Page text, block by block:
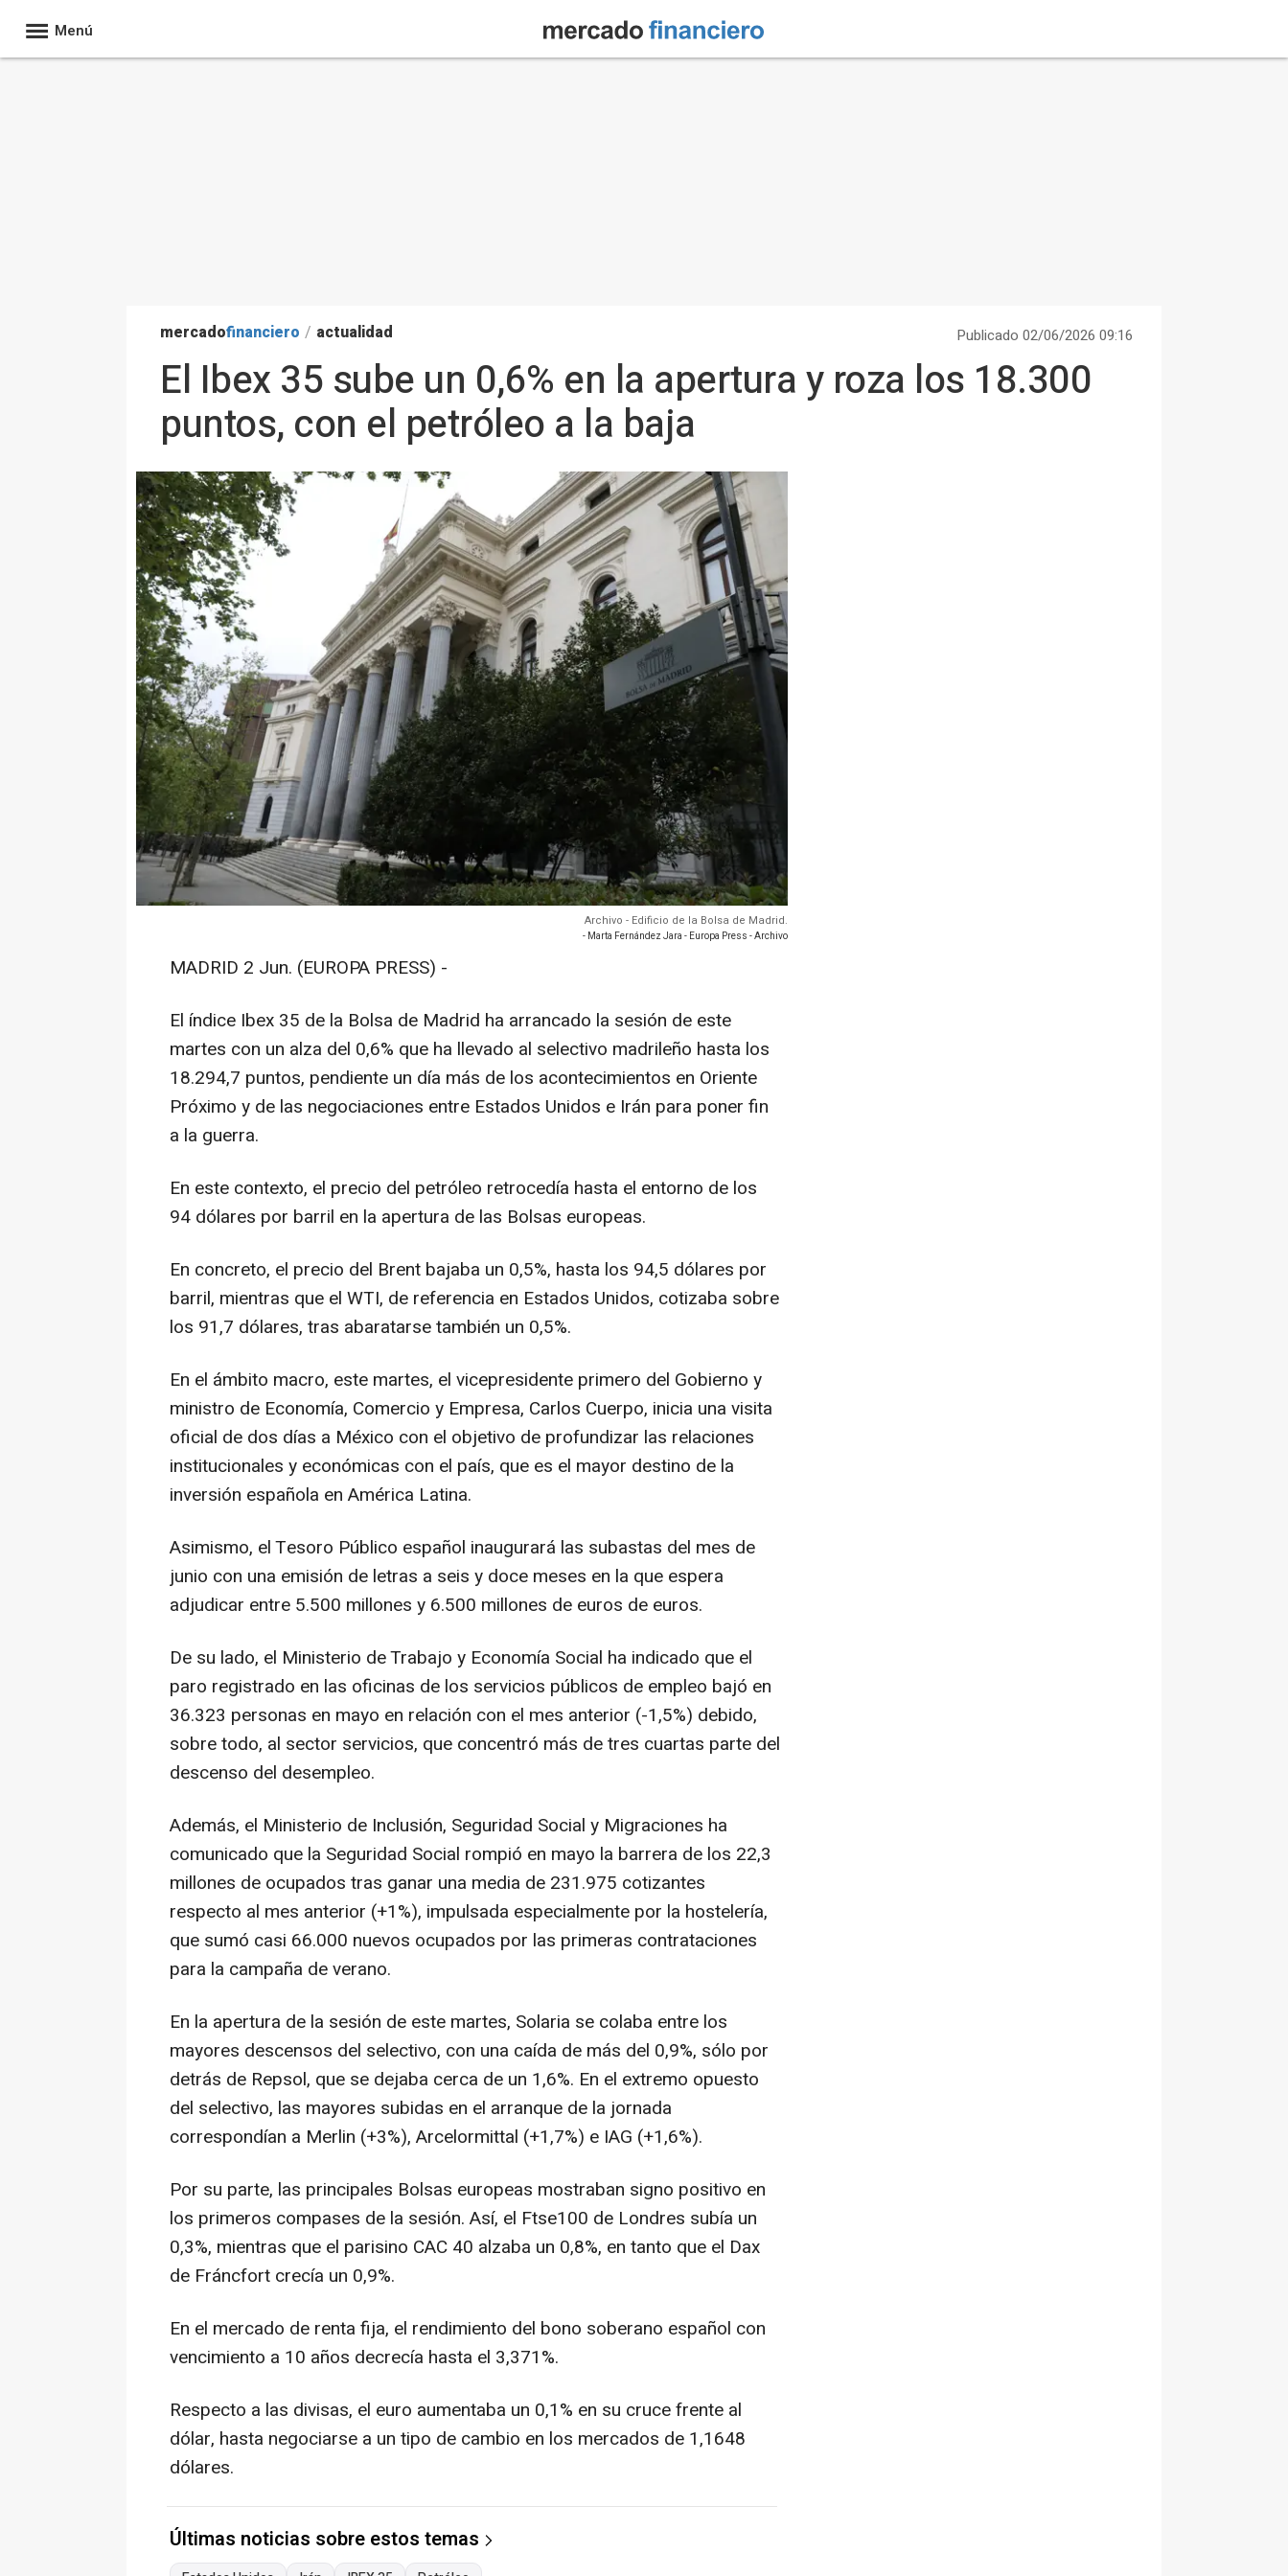
Menú
mercadofinanciero / actualidad Publicado 02/06/2026 09:16
El Ibex 35 sube un 0,6% en la apertura y roza los 18.300
puntos, con el petróleo a la baja
Archivo - Edificio de la Bolsa de Madrid.
- Marta Fernández Jara - Europa Press - Archivo
MADRID 2 Jun. (EUROPA PRESS) -
El índice Ibex 35 de la Bolsa de Madrid ha arrancado la sesión de este
martes con un alza del 0,6% que ha llevado al selectivo madrileño hasta los
18.294,7 puntos, pendiente un día más de los acontecimientos en Oriente
Próximo y de las negociaciones entre Estados Unidos e Irán para poner fin
a la guerra.
En este contexto, el precio del petróleo retrocedía hasta el entorno de los
94 dólares por barril en la apertura de las Bolsas europeas.
En concreto, el precio del Brent bajaba un 0,5%, hasta los 94,5 dólares por
barril, mientras que el WTI, de referencia en Estados Unidos, cotizaba sobre
los 91,7 dólares, tras abaratarse también un 0,5%.
En el ámbito macro, este martes, el vicepresidente primero del Gobierno y
ministro de Economía, Comercio y Empresa, Carlos Cuerpo, inicia una visita
oficial de dos días a México con el objetivo de profundizar las relaciones
institucionales y económicas con el país, que es el mayor destino de la
inversión española en América Latina.
Asimismo, el Tesoro Público español inaugurará las subastas del mes de
junio con una emisión de letras a seis y doce meses en la que espera
adjudicar entre 5.500 millones y 6.500 millones de euros de euros.
De su lado, el Ministerio de Trabajo y Economía Social ha indicado que el
paro registrado en las oficinas de los servicios públicos de empleo bajó en
36.323 personas en mayo en relación con el mes anterior (-1,5%) debido,
sobre todo, al sector servicios, que concentró más de tres cuartas parte del
descenso del desempleo.
Además, el Ministerio de Inclusión, Seguridad Social y Migraciones ha
comunicado que la Seguridad Social rompió en mayo la barrera de los 22,3
millones de ocupados tras ganar una media de 231.975 cotizantes
respecto al mes anterior (+1%), impulsada especialmente por la hostelería,
que sumó casi 66.000 nuevos ocupados por las primeras contrataciones
para la campaña de verano.
En la apertura de la sesión de este martes, Solaria se colaba entre los
mayores descensos del selectivo, con una caída de más del 0,9%, sólo por
detrás de Repsol, que se dejaba cerca de un 1,6%. En el extremo opuesto
del selectivo, las mayores subidas en el arranque de la jornada
correspondían a Merlin (+3%), Arcelormittal (+1,7%) e IAG (+1,6%).
Por su parte, las principales Bolsas europeas mostraban signo positivo en
los primeros compases de la sesión. Así, el Ftse100 de Londres subía un
0,3%, mientras que el parisino CAC 40 alzaba un 0,8%, en tanto que el Dax
de Fráncfort crecía un 0,9%.
En el mercado de renta fija, el rendimiento del bono soberano español con
vencimiento a 10 años decrecía hasta el 3,371%.
Respecto a las divisas, el euro aumentaba un 0,1% en su cruce frente al
dólar, hasta negociarse a un tipo de cambio en los mercados de 1,1648
dólares.
Últimas noticias sobre estos temas